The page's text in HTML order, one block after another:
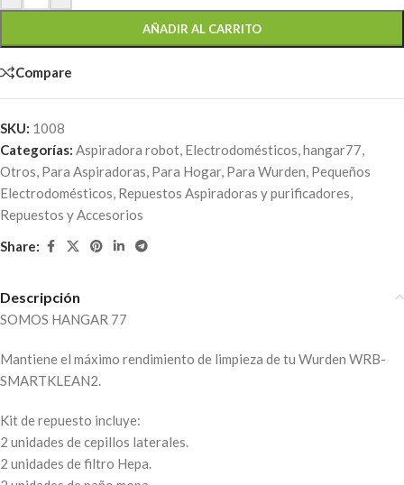
AÑADIR AL CARRITO
Compare
SKU: 1008
Categorías: Aspiradora robot, Electrodomésticos,hangar77,
Otros, Para Aspiradoras, Para Hogar, Para Wurden, Pequeños
Electrodomésticos, Repuestos Aspiradoras y purificadores,
Repuestos y Accesorios
Share:
Descripción
SOMOS HANGAR 77
Mantiene el máximo rendimiento de limpieza de tu Wurden WRB-
SMARTKLEAN2.
Kit de repuesto incluye:
2 unidades de cepillos laterales.
2 unidades de filtro Hepa.